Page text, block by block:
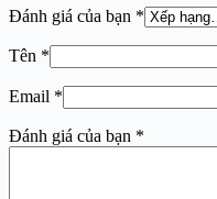
Đánh giá của bạn *
Tên *
Email *
Đánh giá của bạn *